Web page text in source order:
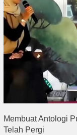
Membuat Antologi
Telah Pergi